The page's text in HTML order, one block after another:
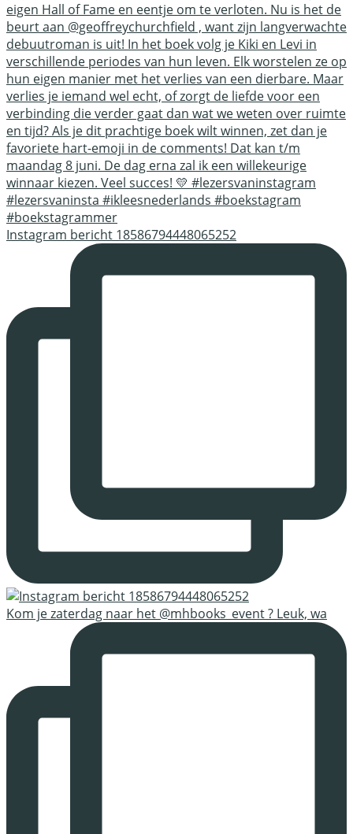
Instagram bericht 18586794448065252
Kom je zaterdag naar het @mhbooks_event ? Leuk, wa